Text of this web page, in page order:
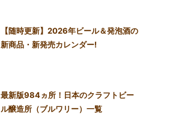
【随時更新】2026年ビール＆発泡酒の
新商品・新発売カレンダー!
最新版984ヵ所！日本のクラフトビー
ル醸造所（ブルワリー）一覧